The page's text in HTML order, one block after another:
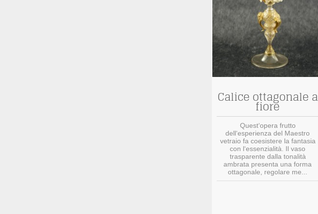
Calice ottagonale a
fiore
Quest‘opera frutto
dell‘esperienza del Maestro
vetraio fa coesistere la fantasia
con l‘essenzialità. Il vaso
trasparente dalla tonalità
ambrata presenta una forma
ottagonale, regolare me...